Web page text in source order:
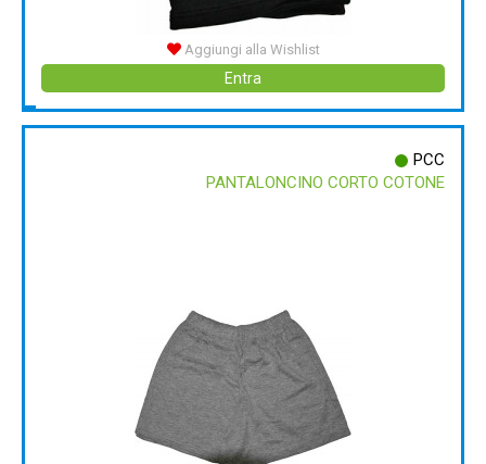
Aggiungi alla Wishlist
Entra
PCC
PANTALONCINO CORTO COTONE